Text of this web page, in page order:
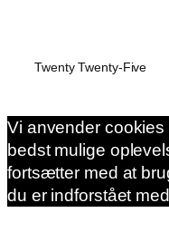
Twenty Twenty-Five
Vi anvender cookies
bedst mulige
fortsætter med at
du er indforstået